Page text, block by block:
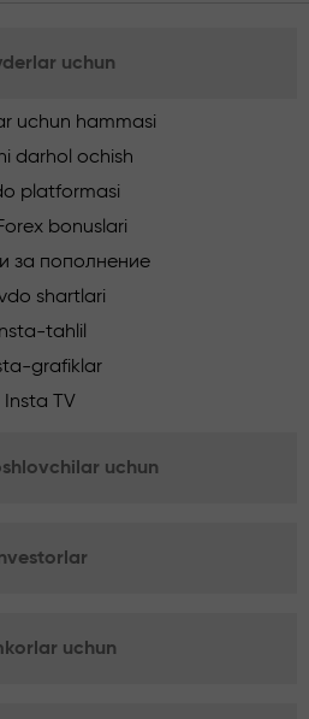
uchun
uchun hammasi
darhol ochish
platformasi
bonuslari
за пополнение
shartlari
Insta-tahlil
grafiklar
Insta TV
uchun
uchun